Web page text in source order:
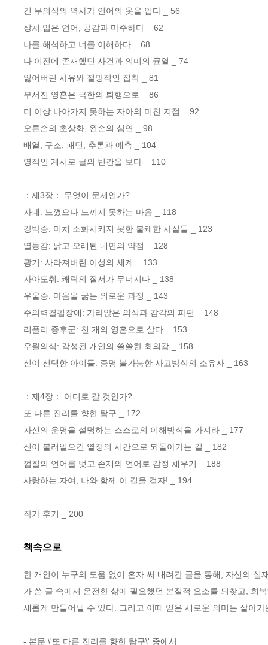
긴 무의식의 역사가 언어의 옷을 입다 _ 56
상처 입은 언어, 공감과 마주하다 _ 62
나를 해석하고 너를 이해하다 _ 68
나 이전에 존재했던 사건과 의미의 균열 _ 74
잃어버린 사유와 절망적인 집착 _ 81
부서진 영혼은 극한의 퇴행으로 _ 86
더 이상 나아가지 못하는 자아의 미친 지점 _ 92
오른손의 초상화, 왼손의 심연 _ 98
배열, 구조, 패턴, 추론과 예측 _ 104
영적인 계시로 글의 빈칸을 보다 _ 110
：제3장： 무엇이 문제인가?
자폐: 느꼈으나 느끼지 못하는 마음 _ 118
강박증: 미처 소화시키지 못한 불쾌한 사실들 _ 123
열등감: 낡고 오래된 내면의 약점 _ 128
광기: 사라져버린 이성의 세계 _ 133
자아도취: 쾌락의 질서가 무너지다 _ 138
우울증: 마음을 굶는 외로운 과정 _ 143
주의력결핍장애: 가라앉은 의식과 감각의 파편 _ 148
리플리 증후군: 천 개의 영혼으로 살다 _ 153
우월의식: 각성된 개인의 쓸쓸한 회의감 _ 158
신이 선택한 아이들: 증명 불가능한 사고방식의 소유자 _ 163
：제4장： 어디로 갈 것인가?
또 다른 진리를 향한 탐구 _ 172
자신의 운명을 설명하는 스스로의 이해방식을 가져라 _ 177
신이 불러일으킨 열정의 시간으로 되돌아가는 길 _ 182
껍질의 언어를 벗고 존재의 언어로 감정 채우기 _ 188
사랑하는 자여, 나와 함께 이 길을 걷자! _ 194
작가 후기 _ 200
책속으로
한 개인이 누구의 도움 없이 혼자 써 내려간 글을 통해, 자신의
가 쓴 글 속에서 온전한 삶에 필요했던 본질적 요소를 되찾고, 회
새롭게 만들어낼 수 있다. 그리고 이때 얻은 새로운 의미는 살아
- 본문 \'또 다른 진리를 향한 탐구\' 중에서